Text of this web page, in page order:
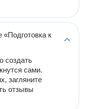
к
создать
сами.
загляните
отзывы